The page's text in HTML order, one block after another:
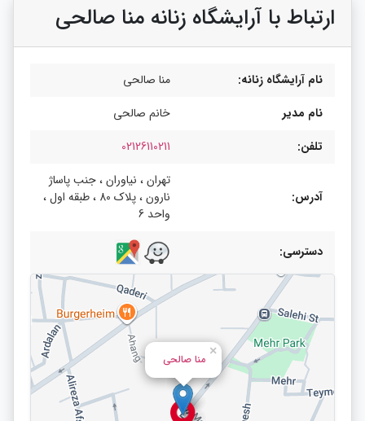
ارتباط با آرایشگاه زنانه منا صالحی
نام آرایشگاه زنانه:
منا صالحی
نام مدیر
خانم صالحی
تلفن:
02126110211
آدرس:
تهران ، نیاوران ، جنب پاساژ
نارون ، پلاک 80 ، طبقه اول ،
واحد 6
دسترسی:
منا صالحی
×